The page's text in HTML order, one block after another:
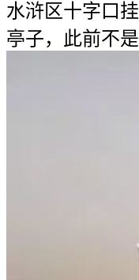
水浒区十字口
亭子，此前不是